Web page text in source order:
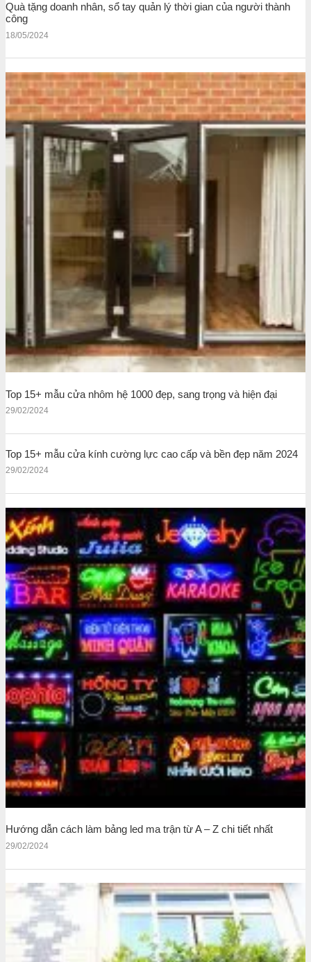
NHẬN ƯU ĐÃI
ĐIỀN FORM & CHAT NGAY
Quà tặng doanh nhân, sổ tay quản lý thời gian của người thành
công
18/05/2024
Top 15+ mẫu cửa nhôm hệ 1000 đẹp, sang trọng và hiện đại
29/02/2024
Top 15+ mẫu cửa kính cường lực cao cấp và bền đẹp năm 2024
29/02/2024
Hướng dẫn cách làm bảng led ma trận từ A – Z chi tiết nhất
29/02/2024